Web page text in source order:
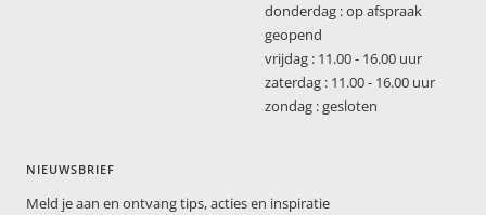
donderdag : op afspraak
geopend
vrijdag : 11.00 - 16.00 uur
zaterdag : 11.00 - 16.00 uur
zondag : gesloten
NIEUWSBRIEF
Meld je aan en ontvang tips, acties en inspiratie